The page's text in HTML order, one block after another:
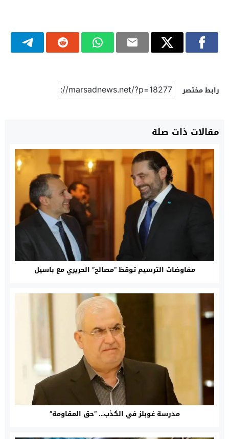
رابط مختصر
مقالات ذات صلة
مفاوضات الترسيم توقظ “مصالح” الحريري مع باسيل
مدرسة غوبلز في الكذب… “حق المقاومة”